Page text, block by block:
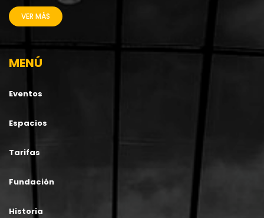
VER MÁS
MENÚ
Eventos
Espacios
Tarifas
Fundación
Historia